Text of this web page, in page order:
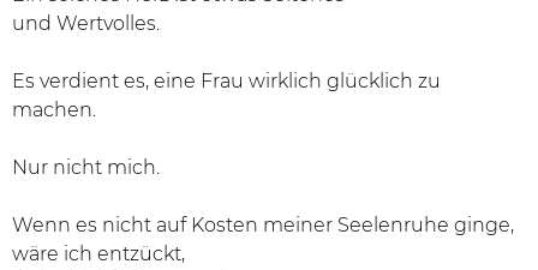
und Wertvolles.
Es verdient es, eine Frau wirklich glücklich zu
machen.
Nur nicht mich.
Wenn es nicht auf Kosten meiner Seelenruhe ginge,
wäre ich entzückt,